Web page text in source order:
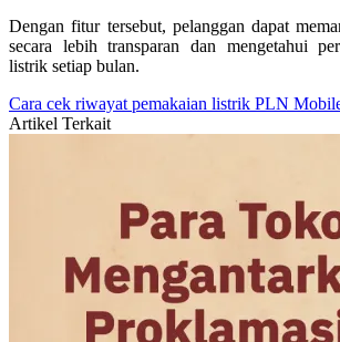
Dengan fitur tersebut, pelanggan dapat
secara lebih transparan dan mengetahui
listrik setiap bulan.
Cara cek riwayat pemakaian listrik PLN
Artikel Terkait